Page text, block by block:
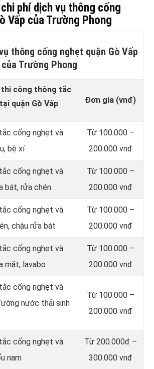
phí dịch vụ thông cống
Vấp của Trường Phong
thông cống nghẹt quận Gò Vấp
của Trường Phong
thi công thông tắc
quận Gò Vấp
Đơn gia (vnđ)
cống nghẹt và
bệ xí
Từ 100.000 –
200.000 vnđ
cống nghẹt và
bát, rửa chén
Từ 100.000 –
200.000 vnđ
cống nghẹt và
chậu rửa bát
Từ 100.000 –
200.000 vnđ
cống nghẹt và
mặt, lavabo
Từ 100.000 –
200.000 vnđ
cống nghẹt và
nước thải sinh
Từ 100.000 –
200.000 vnđ
cống nghẹt và
nam
Từ 200.000đ –
300.000 vnđ